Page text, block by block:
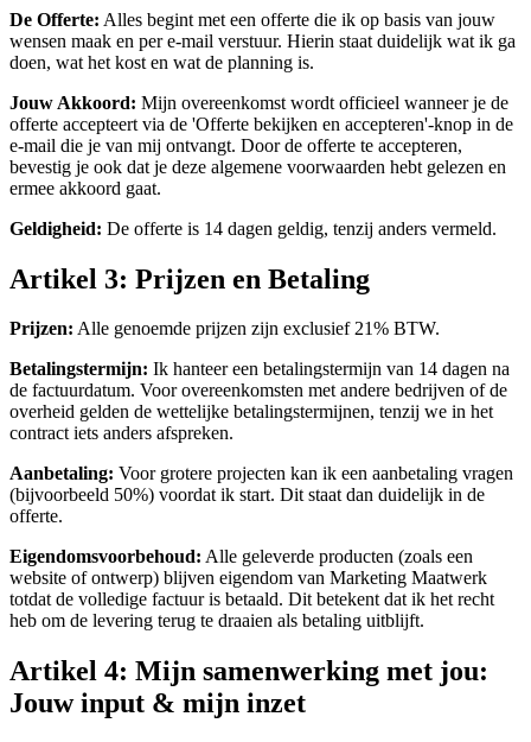
De Offerte: Alles begint met een offerte die ik op basis van jouw
wensen maak en per e-mail verstuur. Hierin staat duidelijk wat ik ga
doen, wat het kost en wat de planning is.
Jouw Akkoord: Mijn overeenkomst wordt officieel wanneer je de
offerte accepteert via de 'Offerte bekijken en accepteren'-knop in de
e-mail die je van mij ontvangt. Door de offerte te accepteren,
bevestig je ook dat je deze algemene voorwaarden hebt gelezen en
ermee akkoord gaat.
Geldigheid: De offerte is 14 dagen geldig, tenzij anders vermeld.
Artikel 3: Prijzen en Betaling
Prijzen: Alle genoemde prijzen zijn exclusief 21% BTW.
Betalingstermijn: Ik hanteer een betalingstermijn van 14 dagen na
de factuurdatum. Voor overeenkomsten met andere bedrijven of de
overheid gelden de wettelijke betalingstermijnen, tenzij we in het
contract iets anders afspreken.
Aanbetaling: Voor grotere projecten kan ik een aanbetaling vragen
(bijvoorbeeld 50%) voordat ik start. Dit staat dan duidelijk in de
offerte.
Eigendomsvoorbehoud: Alle geleverde producten (zoals een
website of ontwerp) blijven eigendom van Marketing Maatwerk
totdat de volledige factuur is betaald. Dit betekent dat ik het recht
heb om de levering terug te draaien als betaling uitblijft.
Artikel 4: Mijn samenwerking met jou:
Jouw input & mijn inzet